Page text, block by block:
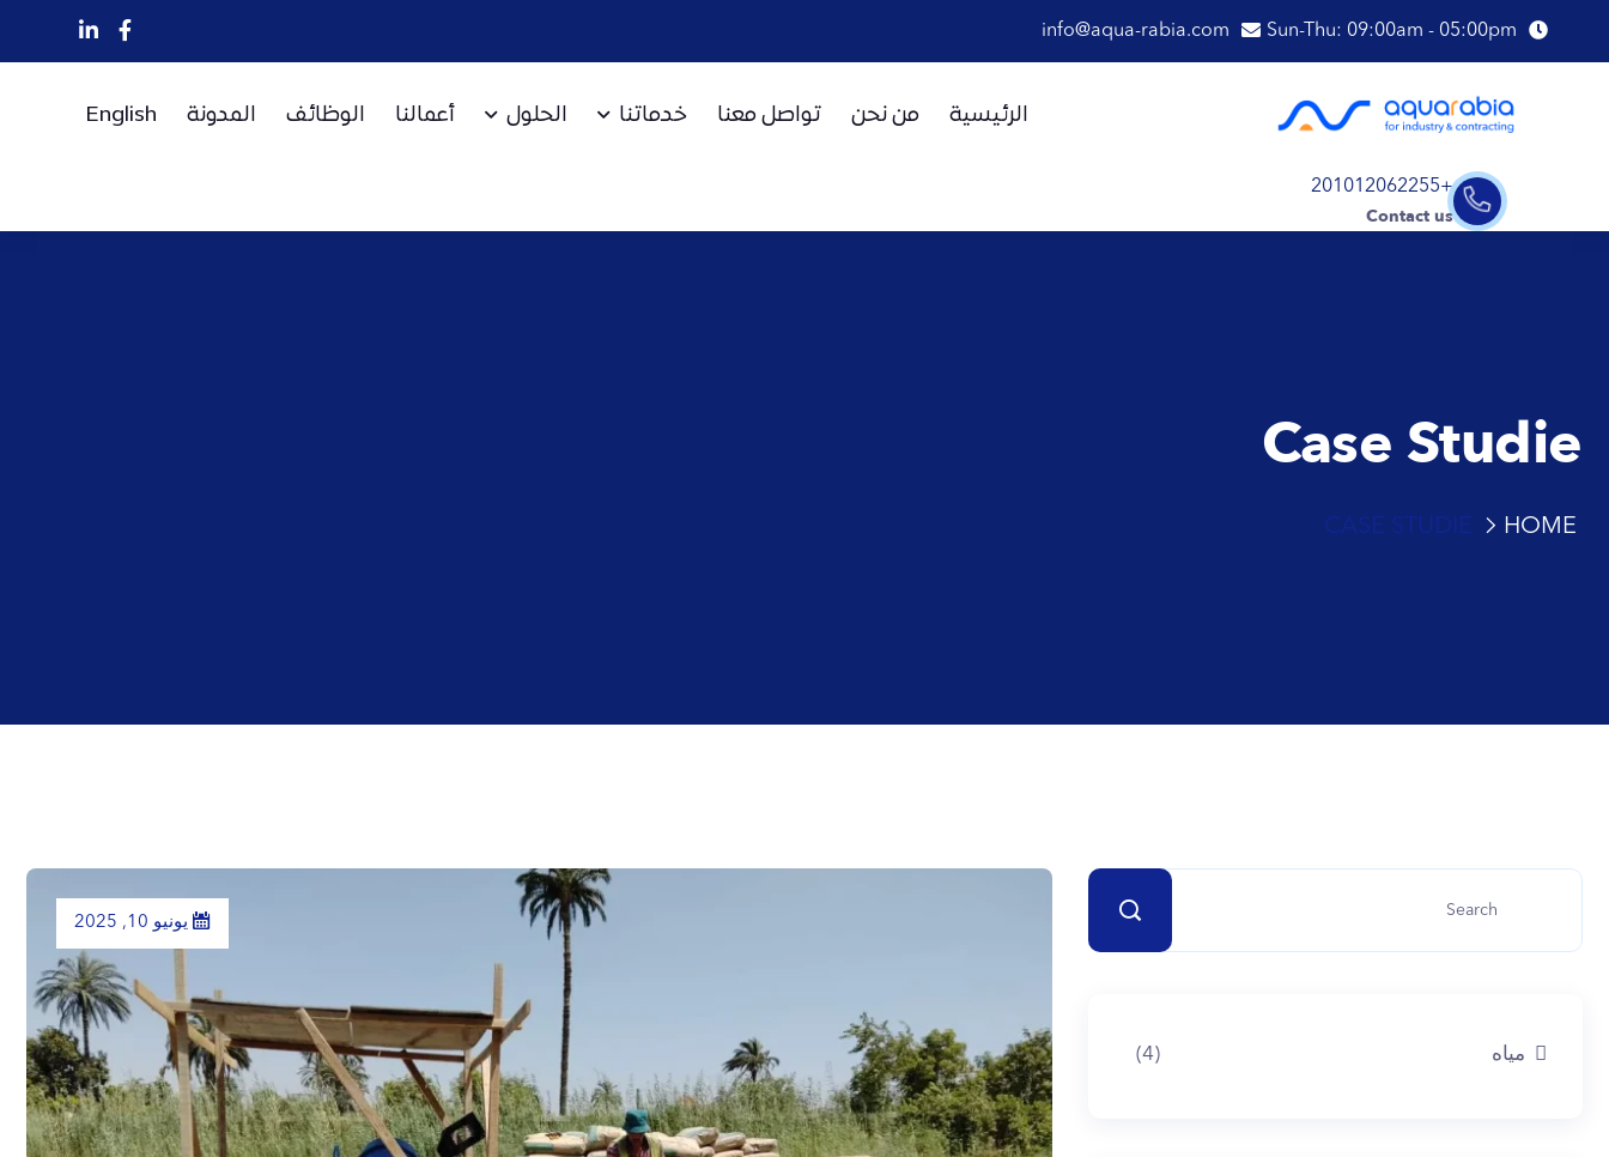
Sun-Thu: 09:00am - 05:00pm
info@aqua-rabia.com
الرئيسية من نحن تواصل معنا خدماتنا الحلول أعمالنا الوظائف المدونة English
+201012062255
Contact us
Case Studie
HOME
CASE STUDIE
يونيو 10, 2025
مياه (4)